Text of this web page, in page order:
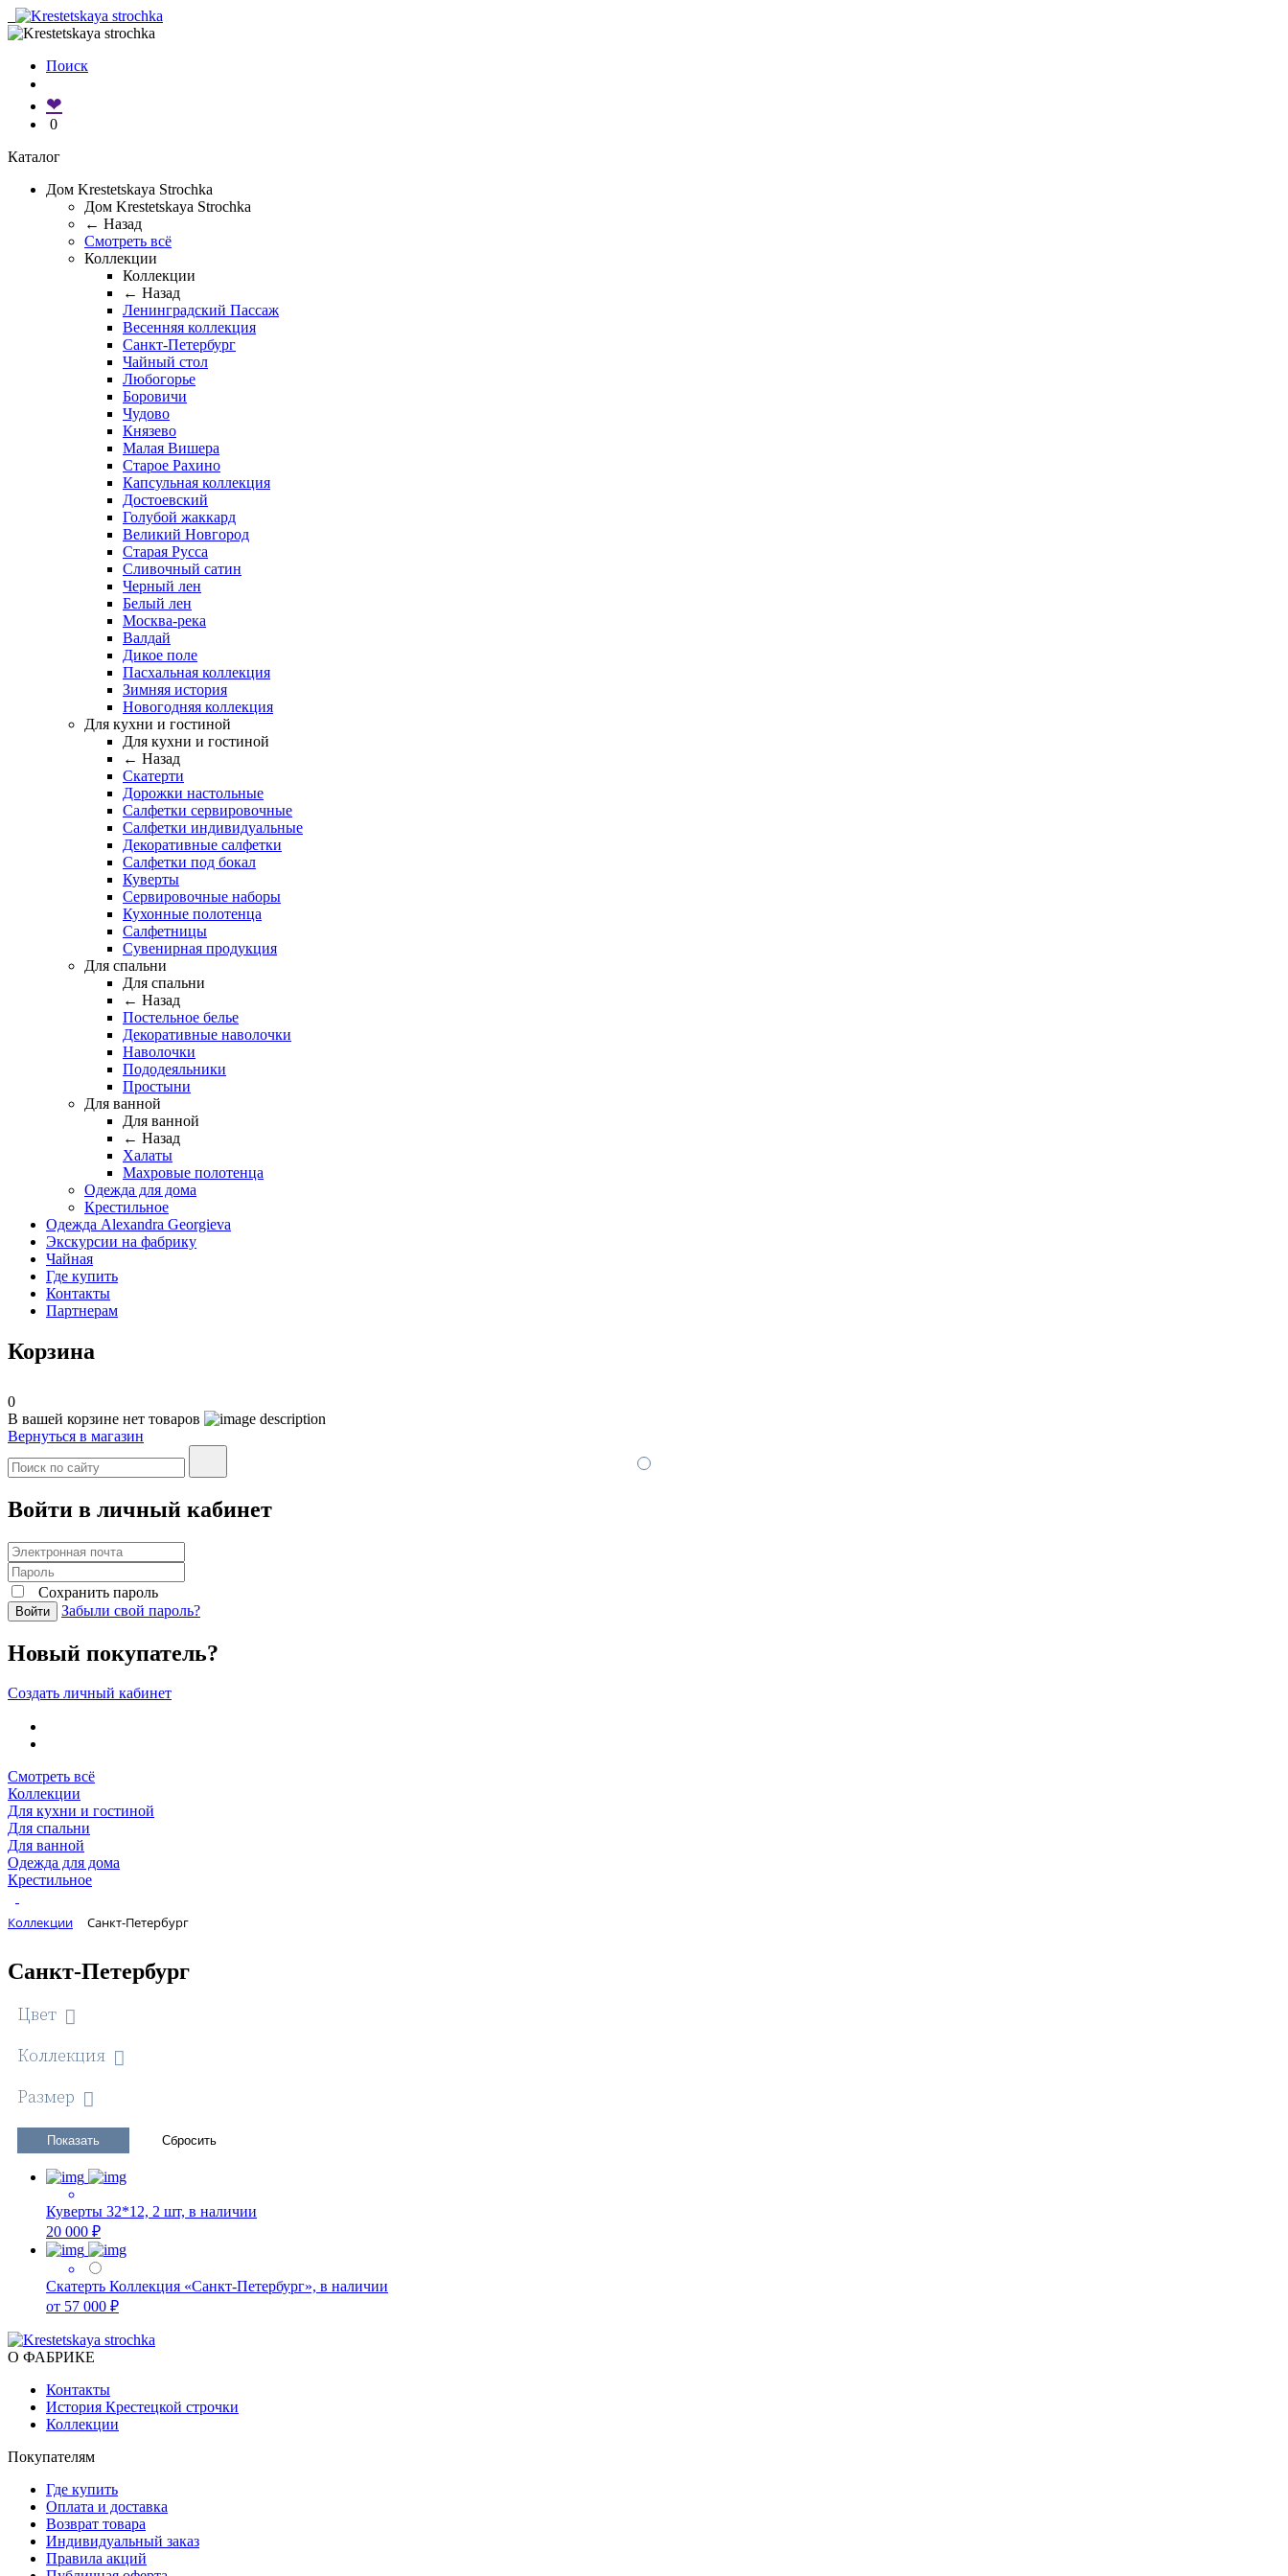
Поиск
❤
0
Каталог
Дом Krestetskaya Strochka
Дом Krestetskaya Strochka
← Назад
Смотреть всё
Коллекции
Коллекции
← Назад
Ленинградский Пассаж
Весенняя коллекция
Санкт-Петербург
Чайный стол
Любогорье
Боровичи
Чудово
Князево
Малая Вишера
Старое Рахино
Капсульная коллекция
Достоевский
Голубой жаккард
Великий Новгород
Старая Русса
Сливочный сатин
Черный лен
Белый лен
Москва-река
Валдай
Дикое поле
Пасхальная коллекция
Зимняя история
Новогодняя коллекция
Для кухни и гостиной
Для кухни и гостиной
← Назад
Скатерти
Дорожки настольные
Салфетки сервировочные
Салфетки индивидуальные
Декоративные салфетки
Салфетки под бокал
Куверты
Сервировочные наборы
Кухонные полотенца
Салфетницы
Сувенирная продукция
Для спальни
Для спальни
← Назад
Постельное белье
Декоративные наволочки
Наволочки
Пододеяльники
Простыни
Для ванной
Для ванной
← Назад
Халаты
Махровые полотенца
Одежда для дома
Крестильное
Одежда Alexandra Georgieva
Экскурсии на фабрику
Чайная
Где купить
Контакты
Партнерам
Корзина
0
В вашей корзине нет товаров
Вернуться в магазин
Войти в личный кабинет
Сохранить пароль
Войти Забыли свой пароль?
Новый покупатель?
Создать личный кабинет
Смотреть всё
Коллекции
Для кухни и гостиной
Для спальни
Для ванной
Одежда для дома
Крестильное
Коллекции Санкт-Петербург
Санкт-Петербург
Цвет
Коллекция
Размер
Куверты 32*12, 2 шт, в наличии
20 000 ₽
Скатерть Коллекция «Санкт-Петербург», в наличии
от 57 000 ₽
О ФАБРИКЕ
Контакты
История Крестецкой строчки
Коллекции
Покупателям
Где купить
Оплата и доставка
Возврат товара
Индивидуальный заказ
Правила акций